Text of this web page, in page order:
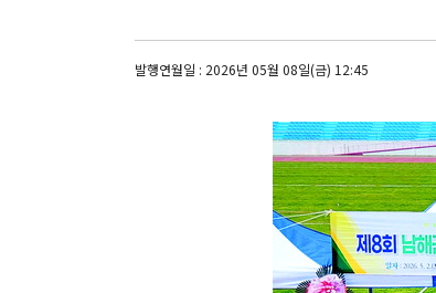
발행연월일 : 2026년 05월 08일(금) 12:45